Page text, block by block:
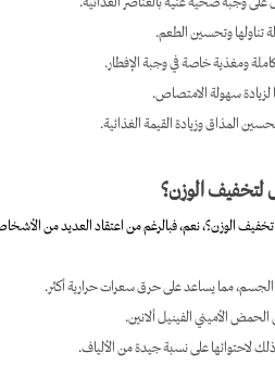
تناولها وتحسين الطعم.
ومغذية خاصة في وجبة الإفطار.
لزيادة سهولة الامتصاص.
المذاق وزيادة القيمة الغذائية.
الوزن؟
الوزن؟، نعم، فبالرغم من اعتقاد العديد من
مما يساعد على حرق سعرات حرارية أكثر.
الأميني الفينيل ألانين.
لاحتوائها على نسبة جيدة من الألياف.